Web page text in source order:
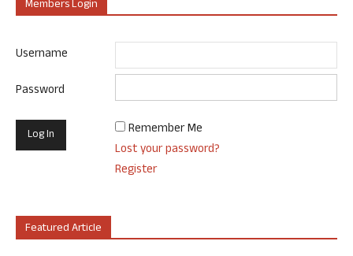
Members Login
Username
Password
Remember Me
Lost your password?
Register
Featured Article